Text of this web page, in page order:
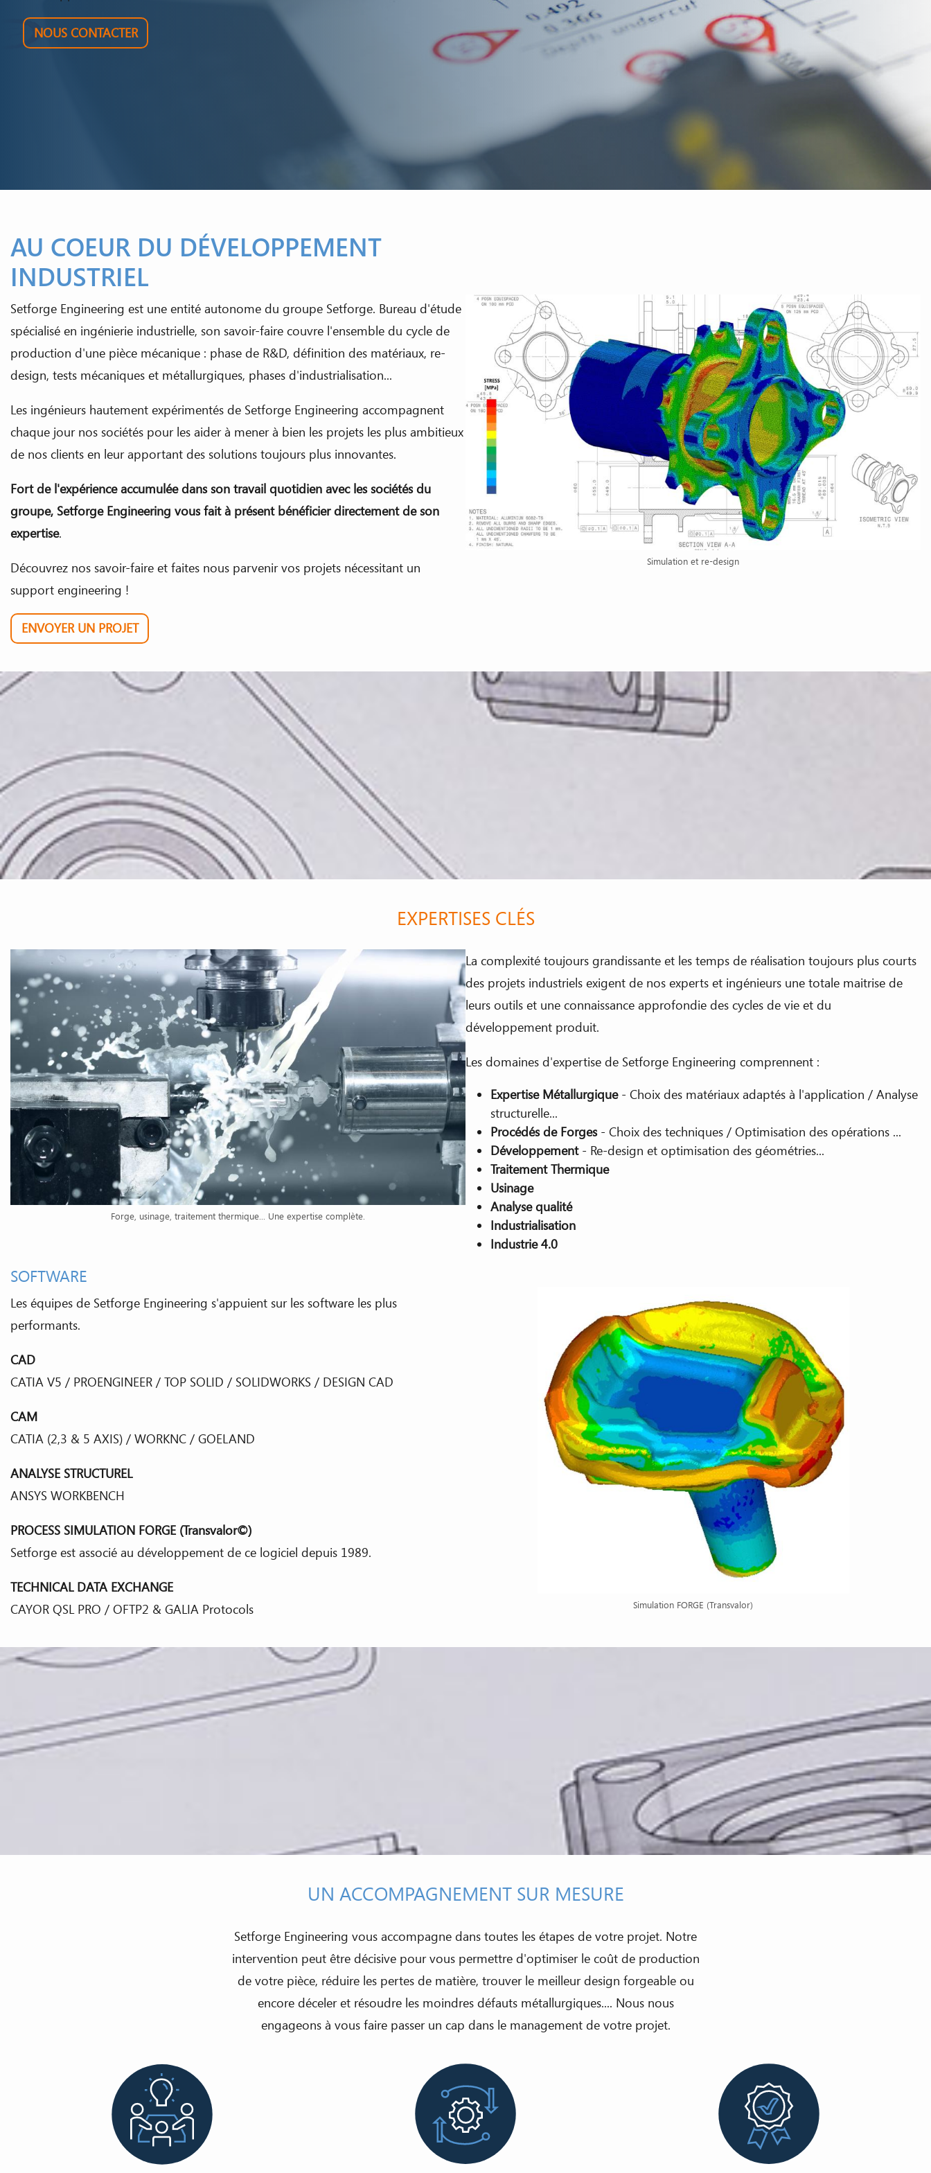
NOUS CONTACTER
AU COEUR DU DÉVELOPPEMENT
INDUSTRIEL
Setforge Engineering est une entité autonome du groupe Setforge. Bureau d'étude
spécialisé en ingénierie industrielle, son savoir-faire couvre l'ensemble du cycle de
production d'une pièce mécanique : phase de R&D, définition des matériaux, re-
design, tests mécaniques et métallurgiques, phases d'industrialisation...
Les ingénieurs hautement expérimentés de Setforge Engineering accompagnent
chaque jour nos sociétés pour les aider à mener à bien les projets les plus ambitieux
de nos clients en leur apportant des solutions toujours plus innovantes.
Fort de l'expérience accumulée dans son travail quotidien avec les sociétés du
groupe, Setforge Engineering vous fait à présent bénéficier directement de son
expertise.
Découvrez nos savoir-faire et faites nous parvenir vos projets nécessitant un
support engineering !
ENVOYER UN PROJET
Simulation et re-design
EXPERTISES CLÉS
Forge, usinage, traitement thermique... Une expertise complète.
La complexité toujours grandissante et les temps de réalisation toujours plus courts
des projets industriels exigent de nos experts et ingénieurs une totale maitrise de
leurs outils et une connaissance approfondie des cycles de vie et du
développement produit.
Les domaines d'expertise de Setforge Engineering comprennent :
Expertise Métallurgique- Choix des matériaux adaptés à l'application / Analyse
structurelle...
Procédés de Forges- Choix des techniques / Optimisation des opérations ...
Développement- Re-design et optimisation des géométries...
Traitement Thermique
Usinage
Analyse qualité
Industrialisation
Industrie 4.0
SOFTWARE
Les équipes de Setforge Engineering s'appuient sur les software les plus
performants.
CAD
CATIA V5 / PROENGINEER / TOP SOLID / SOLIDWORKS / DESIGN CAD
CAM
CATIA (2,3 & 5 AXIS) / WORKNC / GOELAND
ANALYSE STRUCTUREL
ANSYS WORKBENCH
PROCESS SIMULATION FORGE (Transvalor©)
Setforge est associé au développement de ce logiciel depuis 1989.
TECHNICAL DATA EXCHANGE
CAYOR QSL PRO / OFTP2 & GALIA Protocols
Simulation FORGE (Transvalor)
UN ACCOMPAGNEMENT SUR MESURE
Setforge Engineering vous accompagne dans toutes les étapes de votre projet. Notre
intervention peut être décisive pour vous permettre d'optimiser le coût de production
de votre pièce, réduire les pertes de matière, trouver le meilleur design forgeable ou
encore déceler et résoudre les moindres défauts métallurgiques.... Nous nous
engageons à vous faire passer un cap dans le management de votre projet.